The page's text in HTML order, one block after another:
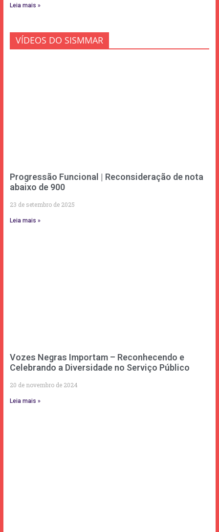
Leia mais »
VÍDEOS DO SISMMAR
Progressão Funcional | Reconsideração de nota
abaixo de 900
23 de setembro de 2025
Leia mais »
Vozes Negras Importam – Reconhecendo e
Celebrando a Diversidade no Serviço Público
20 de novembro de 2024
Leia mais »